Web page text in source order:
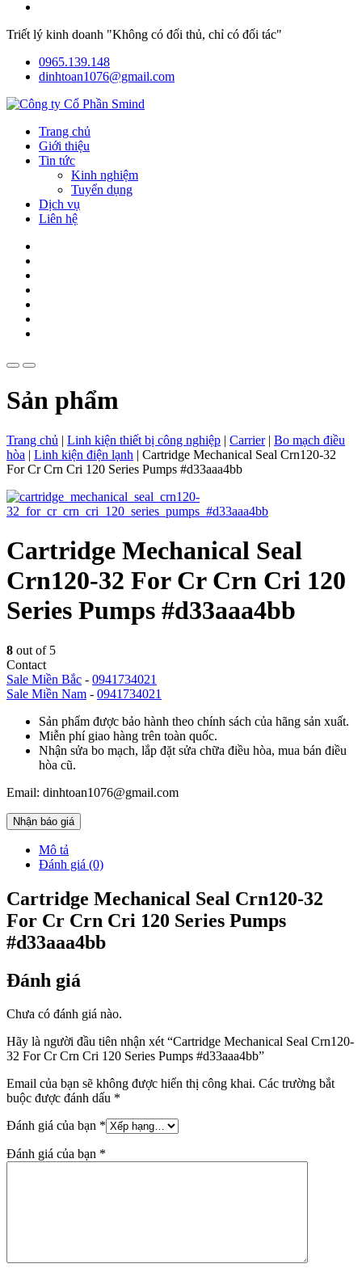
Triết lý kinh doanh "Không có đối thủ, chỉ có đối tác"
0965.139.148
dinhtoan1076@gmail.com
Trang chủ
Giới thiệu
Tin tức
Kinh nghiệm
Tuyển dụng
Dịch vụ
Liên hệ
Sản phẩm
Trang chủ | Linh kiện thiết bị công nghiệp | Carrier| Bo mạch điều
hòa | Linh kiện điện lạnh | Cartridge Mechanical Seal Crn120-32
For Cr Crn Cri 120 Series Pumps #d33aaa4bb
Cartridge Mechanical Seal
Crn120-32 For Cr Crn Cri 120
Series Pumps #d33aaa4bb
8 out of 5
Contact
Sale Miền Bắc - 0941734021
Sale Miền Nam - 0941734021
Sản phẩm được bảo hành theo chính sách của hãng sản xuất.
Miễn phí giao hàng trên toàn quốc.
Nhận sửa bo mạch, lắp đặt sửa chữa điều hòa, mua bán điều
hòa cũ.
Email: dinhtoan1076@gmail.com
Nhận báo giá
Mô tả
Đánh giá (0)
Cartridge Mechanical Seal Crn120-32
For Cr Crn Cri 120 Series Pumps
#d33aaa4bb
Đánh giá
Chưa có đánh giá nào.
Hãy là người đầu tiên nhận xét “Cartridge Mechanical Seal Crn120-
32 For Cr Crn Cri 120 Series Pumps #d33aaa4bb”
Email của bạn sẽ không được hiển thị công khai. Các trường bắt
buộc được đánh dấu *
Đánh giá của bạn *
Đánh giá của bạn *